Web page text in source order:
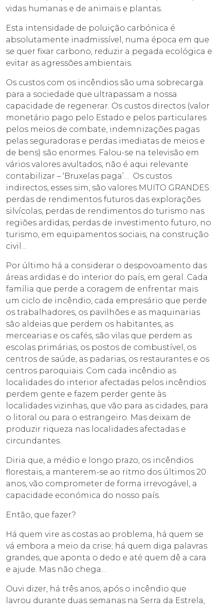
vidas humanas e de animais e plantas.
Esta intensidade de poluição carbónica é
absolutamente inadmissível, numa época em que
se quer fixar carbono, reduzir a pegada ecológica e
evitar as agressões ambientais.
Os custos com os incêndios são uma sobrecarga
para a sociedade que ultrapassam a nossa
capacidade de regenerar. Os custos directos (valor
monetário pago pelo Estado e pelos particulares
pelos meios de combate, indemnizações pagas
pelas seguradoras e perdas imediatas de meios e
de bens) são enormes. Falou-se na televisão em
vários valores avultados, não é aqui relevante
contabilizar – ‘Bruxelas paga’… Os custos
indirectos, esses sim, são valores MUITO GRANDES:
perdas de rendimentos futuros das explorações
silvícolas, perdas de rendimentos do turismo nas
regiões ardidas, perdas de investimento futuro, no
turismo, em equipamentos sociais, na construção
civil…
Por último há a considerar o despovoamento das
áreas ardidas e do interior do país, em geral. Cada
família que perde a coragem de enfrentar mais
um ciclo de incêndio, cada empresário que perde
os trabalhadores, os pavilhões e as maquinarias
são aldeias que perdem os habitantes, as
mercearias e os cafés, são vilas que perdem as
escolas primárias, os postos de combustível, os
centros de saúde, as padarias, os restaurantes e os
centros paroquiais. Com cada incêndio as
localidades do interior afectadas pelos incêndios
perdem gente e fazem perder gente às
localidades vizinhas, que vão para as cidades, para
o litoral ou para o estrangeiro. Mas deixam de
produzir riqueza nas localidades afectadas e
circundantes.
Diria que, a médio e longo prazo, os incêndios
florestais, a manterem-se ao ritmo dos últimos 20
anos, vão comprometer de forma irrevogável, a
capacidade económica do nosso país.
Então, que fazer?
Há quem vire as costas ao problema, há quem se
vá embora a meio da crise; há quem diga palavras
grandes, que aponta o dedo e até quem dê a cara
e ajude. Mas não chega…
Ouvi dizer, há três anos, após o incêndio que
lavrou durante duas semanas na Serra da Estrela,